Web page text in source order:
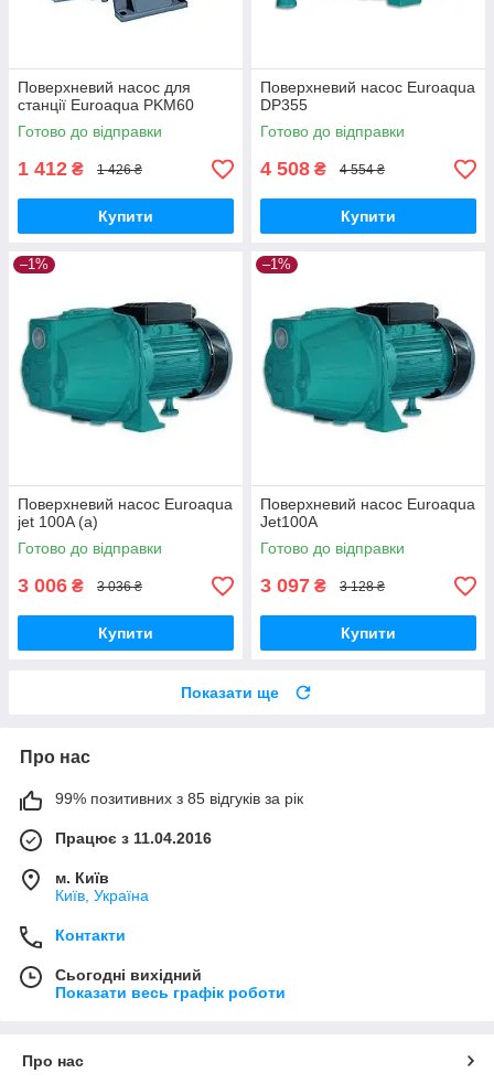
Поверхневий насос для
станції Euroaqua PKM60
Готово до відправки
1 412 ₴ 1 426 ₴
Купити
Поверхневий насос Euroaqua
DP355
Готово до відправки
4 508 ₴ 4 554 ₴
Купити
–1%
Поверхневий насос Euroaqua
jet 100A (a)
Готово до відправки
3 006 ₴ 3 036 ₴
Купити
–1%
Поверхневий насос Euroaqua
Jet100A
Готово до відправки
3 097 ₴ 3 128 ₴
Купити
Показати ще
Про нас
99% позитивних з 85 відгуків за рік
Працює з 11.04.2016
м. Київ
Київ, Україна
Контакти
Сьогодні вихідний
Показати весь графік роботи
Про нас